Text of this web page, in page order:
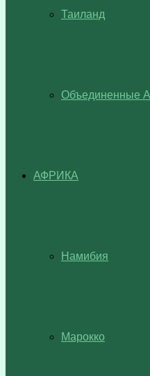
Таиланд
Объединенные
АФРИКА
Намибия
Марокко